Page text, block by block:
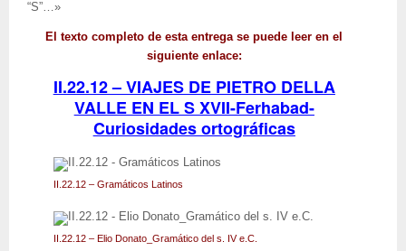
“S”…»
El texto completo de esta entrega se puede leer en el
siguiente enlace:
II.22.12 – VIAJES DE PIETRO DELLA
VALLE EN EL S XVII-Ferhabad-
Curiosidades ortográficas
II.22.12 – Gramáticos Latinos
II.22.12 – Elio Donato_Gramático del s. IV e.C.